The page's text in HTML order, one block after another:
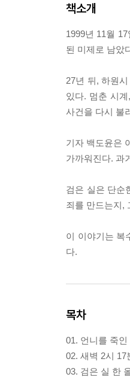
책소개
1999년 11월
된 미제로 남았
27년 뒤, 하원
있다. 멈춘 시
사건을 다시 불
기자 백도윤은
가까워진다. 과
검은 실은 단순
죄를 만드는지,
이 이야기는 복
다.
목차
01. 언니를 죽
02. 새벽 2시 17
03. 검은 실 한